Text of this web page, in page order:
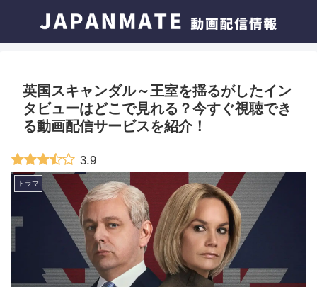
英国スキャンダル～王室を揺るがしたイン
タビューはどこで見れる？今すぐ視聴でき
る動画配信サービスを紹介！
3.9
ドラマ